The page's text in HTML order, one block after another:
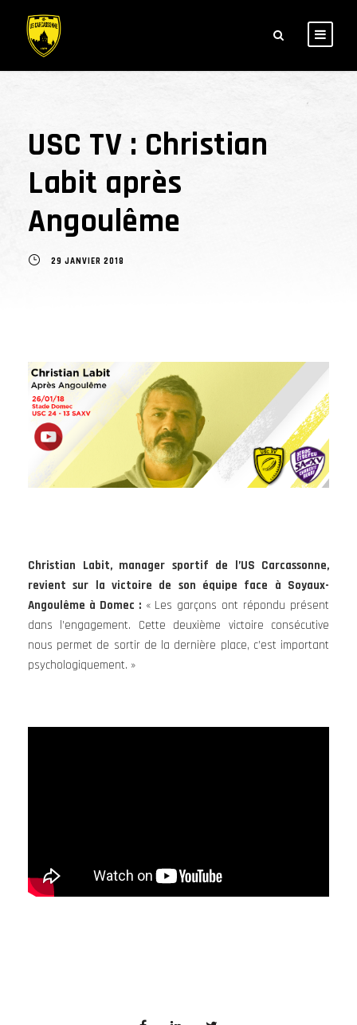
USC TV : Christian
Labit après
Angoulême
29 JANVIER 2018
Christian Labit, manager sportif de l’US Carcassonne,
revient sur la victoire de son équipe face à Soyaux-
Angoulême à Domec :« Les garçons ont répondu présent
dans l’engagement. Cette deuxième victoire consécutive
nous permet de sortir de la dernière place, c’est important
psychologiquement. »